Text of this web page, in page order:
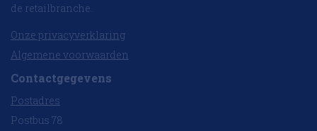
de retailbranche.
Onze privacyverklaring
Algemene voorwaarden
Contactgegevens
Postadres
Postbus 78